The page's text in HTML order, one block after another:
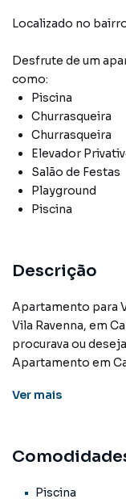
Localizado no
Desfrute de um
como:
Piscina
Churrasqueira
Churrasqueira
Elevador
Salão de Festas
Playground
Piscina
Descrição
Apartamento para
Vila Ravenna, em
procurava ou
Apartamento em
e barracões para
planta em Vila
Ver mais
Piscina